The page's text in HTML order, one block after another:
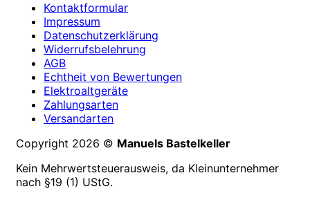
Kontaktformular
Impressum
Datenschutzerklärung
Widerrufsbelehrung
AGB
Echtheit von Bewertungen
Elektroaltgeräte
Zahlungsarten
Versandarten
Copyright 2026 © Manuels Bastelkeller
Kein Mehrwertsteuerausweis, da Kleinunternehmer
nach §19 (1) UStG.